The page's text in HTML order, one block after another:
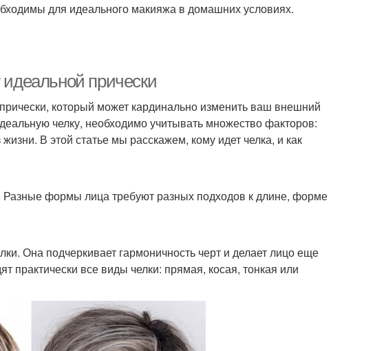
для идеального макияжа в домашних условиях.
прически
который может кардинально изменить ваш внешний
челку, необходимо учитывать множество факторов:
В этой статье мы расскажем, кому идет челка, и как
формы лица требуют разных подходов к длине, форме
Она подчеркивает гармоничность черт и делает лицо еще
практически все виды челки: прямая, косая, тонкая или